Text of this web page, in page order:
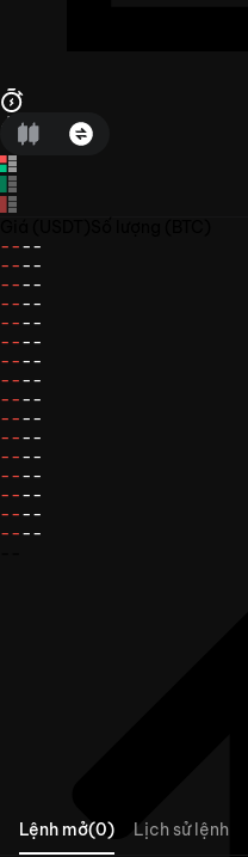
----
----
----
----
----
----
----
----
----
----
----
----
----
----
----
----
Lệnh mở(0) Lịch sử lệnh